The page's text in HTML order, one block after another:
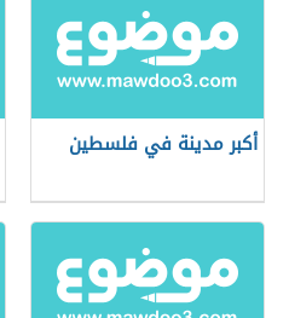
أكبر مدينة في فلسطين